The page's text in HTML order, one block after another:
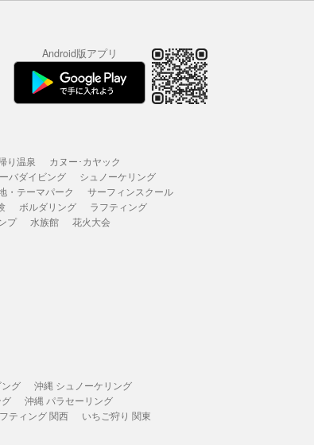
Android版アプリ
り温泉
カヌー･カヤック
バダイビング
シュノーケリング
・テーマパーク
サーフィンスクール
ボルダリング
ラフティング
プ 水族館 花火大会
グ
沖縄 シュノーケリング
沖縄 パラセーリング
ティング 関西
いちご狩り 関東